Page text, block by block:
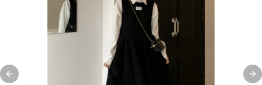
Previous slide